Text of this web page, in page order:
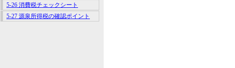
5-26 消費税チェックシート
5-27 源泉所得税の確認ポイント